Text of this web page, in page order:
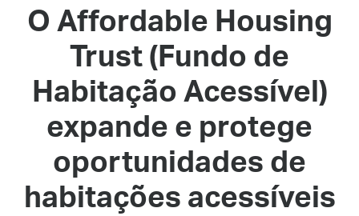
O Affordable Housing
Trust (Fundo de
Habitação Acessível)
expande e protege
oportunidades de
habitações acessíveis